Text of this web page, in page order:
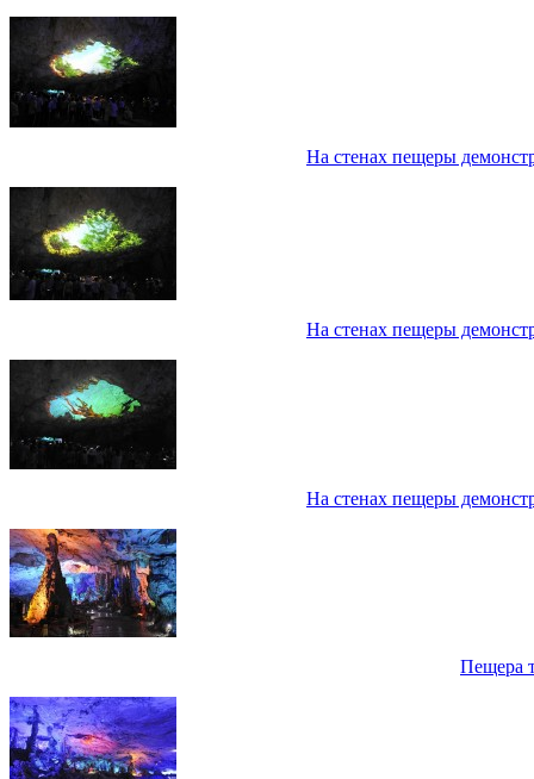
На стенах пещеры
На стенах пещеры
На стенах пещеры
Пещера